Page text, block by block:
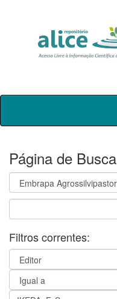
Skip
Página de Busca
Filtros correntes: